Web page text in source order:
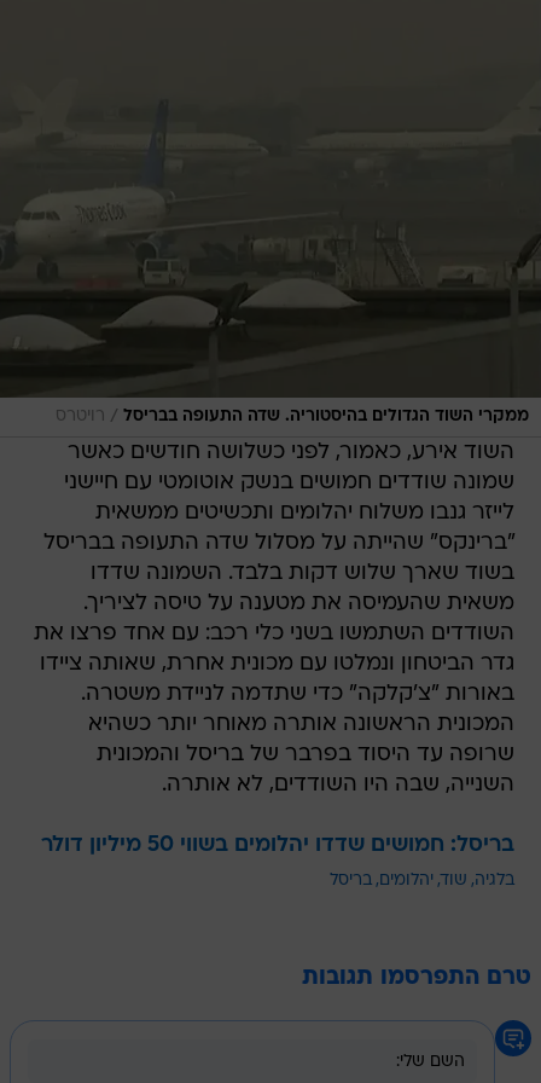
ממקרי השוד הגדולים בהיסטוריה. שדה התעופה בבריסל / רויטרס
השוד אירע, כאמור, לפני כשלושה חודשים כאשר
שמונה שודדים חמושים בנשק אוטומטי עם חיישני
לייזר גנבו משלוח יהלומים ותכשיטים ממשאית
"ברינקס" שהייתה על מסלול שדה התעופה בבריסל 
בשוד שארך שלוש דקות בלבד. השמונה שדדו
משאית שהעמיסה את מטענה על טיסה לציריך.
השודדים השתמשו בשני כלי רכב: עם אחד פרצו את
גדר הביטחון ונמלטו עם מכונית אחרת, שאותה ציידו
באורות "צ'קלקה" כדי שתדמה לניידת משטרה.
המכונית הראשונה אותרה מאוחר יותר כשהיא
שרופה עד היסוד בפרבר של בריסל והמכונית
השנייה, שבה היו השודדים, לא אותרה.
בריסל: חמושים שדדו יהלומים בשווי 50 מיליון דולר
בלגיה שוד יהלומים בריסל
טרם התפרסמו תגובות